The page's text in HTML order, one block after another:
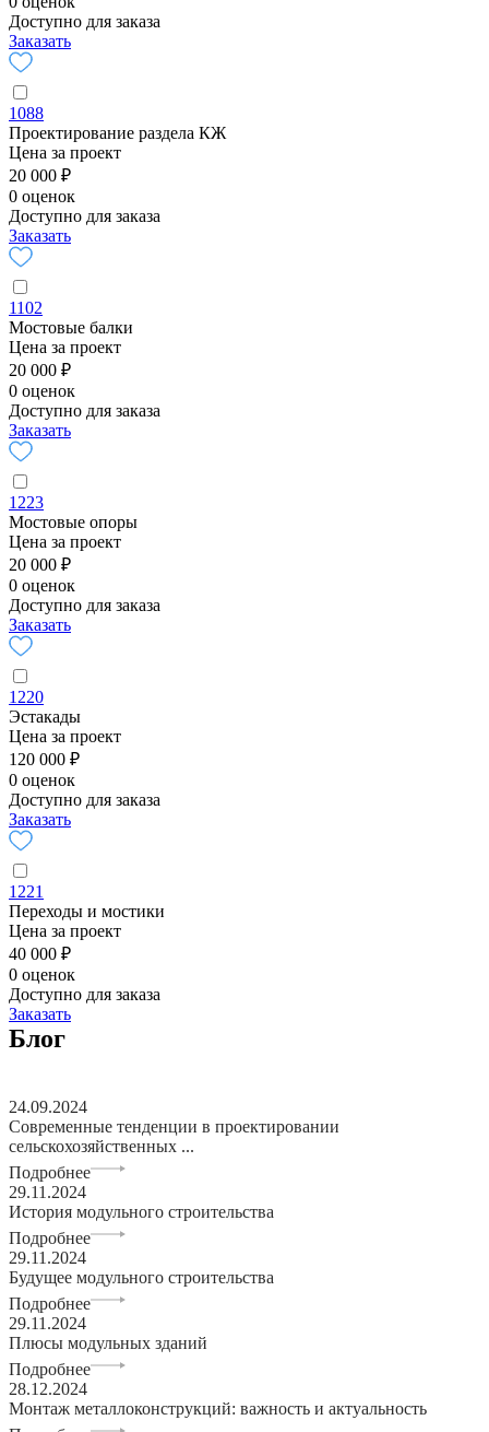
Доступно для заказа
Заказать
1088
Проектирование раздела КЖ
Цена за проект
20 000 ₽
0 оценок
Доступно для заказа
Заказать
1102
Мостовые балки
Цена за проект
20 000 ₽
0 оценок
Доступно для заказа
Заказать
1223
Мостовые опоры
Цена за проект
20 000 ₽
0 оценок
Доступно для заказа
Заказать
1220
Эстакады
Цена за проект
120 000 ₽
0 оценок
Доступно для заказа
Заказать
1221
Переходы и мостики
Цена за проект
40 000 ₽
0 оценок
Доступно для заказа
Заказать
Блог
24.09.2024
Современные тенденции в проектировании
сельскохозяйственных ...
Подробнее
29.11.2024
История модульного строительства
Подробнее
29.11.2024
Будущее модульного строительства
Подробнее
29.11.2024
Плюсы модульных зданий
Подробнее
28.12.2024
Монтаж металлоконструкций: важность и актуальность